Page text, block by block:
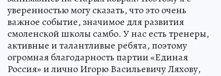
уверенностью могу сказать, что это очень
важное событие, значимое для развития
смоленской школы самбо. У нас есть тренеры,
активные и талантливые ребята, поэтому
огромная благодарность партии «Единая
Россия» и лично Игорю Васильевичу Ляхову,